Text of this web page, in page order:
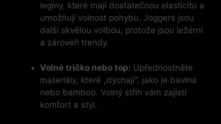
legíny, které mají dostatečnou elasticitu a
umožňují volnost pohybu. Joggers jsou
další skvělou volbou, protože jsou ležérní
a zároveň trendy.
Volné tričko nebo top: Upřednostněte
materiály, které „dýchají“, jako je bavlna
nebo bamboo. Volný střih vám zajistí
komfort a styl.